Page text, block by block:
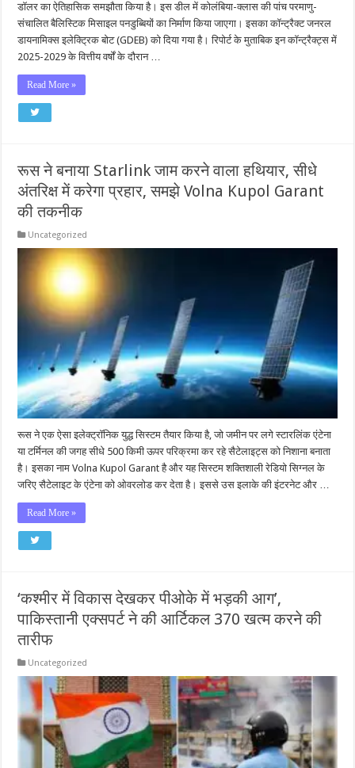
डॉलर का ऐतिहासिक समझौता किया है। इस डील में कोलंबिया-क्लास की पांच परमाणु-
संचालित बैलिस्टिक मिसाइल पनडुब्बियों का निर्माण किया जाएगा। इसका कॉन्ट्रैक्ट जनरल
डायनामिक्स इलेक्ट्रिक बोट (GDEB) को दिया गया है। रिपोर्ट के मुताबिक इन कॉन्ट्रैक्ट्स में
2025-2029 के वित्तीय वर्षों के दौरान …
Read More »
रूस ने बनाया Starlink जाम करने वाला हथियार, सीधे
अंतरिक्ष में करेगा प्रहार, समझे Volna Kupol Garant
की तकनीक
Uncategorized
रूस ने एक ऐसा इलेक्ट्रॉनिक युद्ध सिस्टम तैयार किया है, जो जमीन पर लगे स्टारलिंक एंटेना
या टर्मिनल की जगह सीधे 500 किमी ऊपर परिक्रमा कर रहे सैटेलाइट्स को निशाना बनाता
है। इसका नाम Volna Kupol Garant है और यह सिस्टम शक्तिशाली रेडियो सिग्नल के
जरिए सैटेलाइट के एंटेना को ओवरलोड कर देता है। इससे उस इलाके की इंटरनेट और …
Read More »
‘कश्मीर में विकास देखकर पीओके में भड़की आग’,
पाकिस्तानी एक्सपर्ट ने की आर्टिकल 370 खत्म करने की
तारीफ
Uncategorized